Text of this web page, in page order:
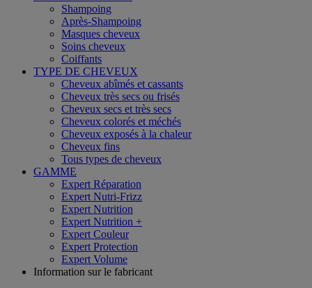
Shampoing
Après-Shampoing
Masques cheveux
Soins cheveux
Coiffants
TYPE DE CHEVEUX
Cheveux abîmés et cassants
Cheveux très secs ou frisés
Cheveux secs et très secs
Cheveux colorés et méchés
Cheveux exposés à la chaleur
Cheveux fins
Tous types de cheveux
GAMME
Expert Réparation
Expert Nutri-Frizz
Expert Nutrition
Expert Nutrition +
Expert Couleur
Expert Protection
Expert Volume
Information sur le fabricant